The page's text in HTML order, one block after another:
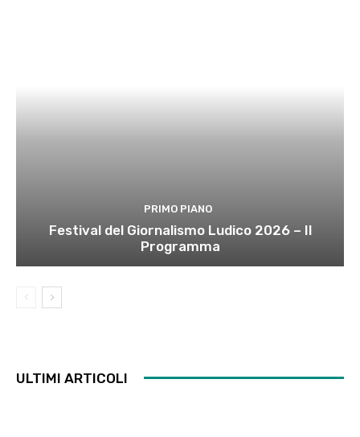
PRIMO PIANO
Festival del Giornalismo Ludico 2026 – Il
Programma
ULTIMI ARTICOLI